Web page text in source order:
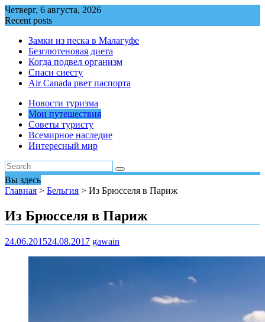
Перейти
к
Четверг, 6 августа, 2026
Recent posts
Замки из песка в Малагуфе
Безглютеновая диета
Когда подвел организм
Спаси сиесту
Air Canada рвет паспорта
Новости туризма
Мои путешествия
Советы туристу
Всемирное наследие
Интересный мир
Вы здесь
Главная > Бельгия > Из Брюсселя в Париж
Из Брюсселя в Париж
24.06.201524.08.2017 gawain